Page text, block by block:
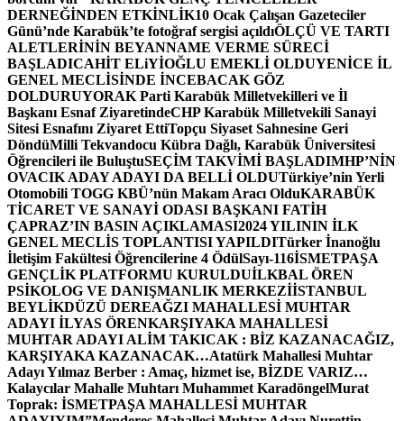
DERNEĞİNDEN ETKİNLİK10 Ocak Çalışan Gazeteciler
Günü’nde Karabük’te fotoğraf sergisi açıldıÖLÇÜ VE TARTI
ALETLERİNİN BEYANNAME VERME SÜRECİ
BAŞLADICAHİT ELiYİOĞLU EMEKLİ OLDUYENİCE İL
GENEL MECLİSİNDE İNCEBACAK GÖZ
DOLDURUYORAK Parti Karabük Milletvekilleri ve İl
Başkanı Esnaf ZiyaretindeCHP Karabük Milletvekili Sanayi
Sitesi Esnafını Ziyaret EttiTopçu Siyaset Sahnesine Geri
DöndüMilli Tekvandocu Kübra Dağlı, Karabük Üniversitesi
Öğrencileri ile BuluştuSEÇİM TAKVİMİ BAŞLADIMHP’NİN
OVACIK ADAY ADAYI DA BELLİ OLDUTürkiye’nin Yerli
Otomobili TOGG KBÜ’nün Makam Aracı OlduKARABÜK
TİCARET VE SANAYİ ODASI BAŞKANI FATİH
ÇAPRAZ’IN BASIN AÇIKLAMASI2024 YILININ İLK
GENEL MECLİS TOPLANTISI YAPILDITürker İnanoğlu
İletişim Fakültesi Öğrencilerine 4 ÖdülSayı-116İSMETPAŞA
GENÇLİK PLATFORMU KURULDUİLKBAL ÖREN
PSİKOLOG VE DANIŞMANLIK MERKEZİİSTANBUL
BEYLİKDÜZÜ DEREAĞZI MAHALLESİ MUHTAR
ADAYI İLYAS ÖRENKARŞIYAKA MAHALLESİ
MUHTAR ADAYI ALİM TAKICAK : BİZ KAZANACAĞIZ,
KARŞIYAKA KAZANACAK…Atatürk Mahallesi Muhtar
Adayı Yılmaz Berber : Amaç, hizmet ise, BİZDE VARIZ…
Kalaycılar Mahalle Muhtarı Muhammet KaradöngelMurat
Toprak: İSMETPAŞA MAHALLESİ MUHTAR